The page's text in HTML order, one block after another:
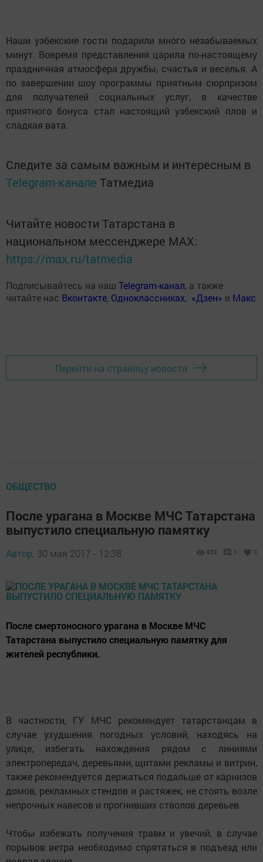
Наши узбекские гости подарили много незабываемых
минут. Вовремя представления царила по-настоящему
праздничная атмосфера дружбы, счастья и веселья. А
по завершении шоу программы приятным сюрпризом
для получателей социальных услуг, в качестве
приятного бонуса стал настоящий узбекский плов и
сладкая вата.
Следите за самым важным и интересным в
Telegram-канале Татмедиа
Читайте новости Татарстана в
национальном мессенджере MАХ:
https://max.ru/tatmedia
Подписывайтесь на наш Telegram-канал, а также
читайте нас Вконтакте, Одноклассниках, «Дзен» и Макс
Перейти на страницу новости
ОБЩЕСТВО
После урагана в Москве МЧС Татарстана
выпустило специальную памятку
Автор, 30 мая 2017 - 12:38 953 0 0
После смертоносного урагана в Москве МЧС
Татарстана выпустило специальную памятку для
жителей республики.
В частности, ГУ МЧС рекомендует татарстанцам в
случае ухудшения погодных условий, находясь на
улице, избегать нахождения рядом с линиями
электропередач, деревьями, щитами рекламы и витрин,
также рекомендуется держаться подальше от карнизов
домов, рекламных стендов и растяжек, не стоять возле
непрочных навесов и прогнивших стволов деревьев.
Чтобы избежать получения травм и увечий, в случае
порывов ветра необходимо спрятаться в подъезд или